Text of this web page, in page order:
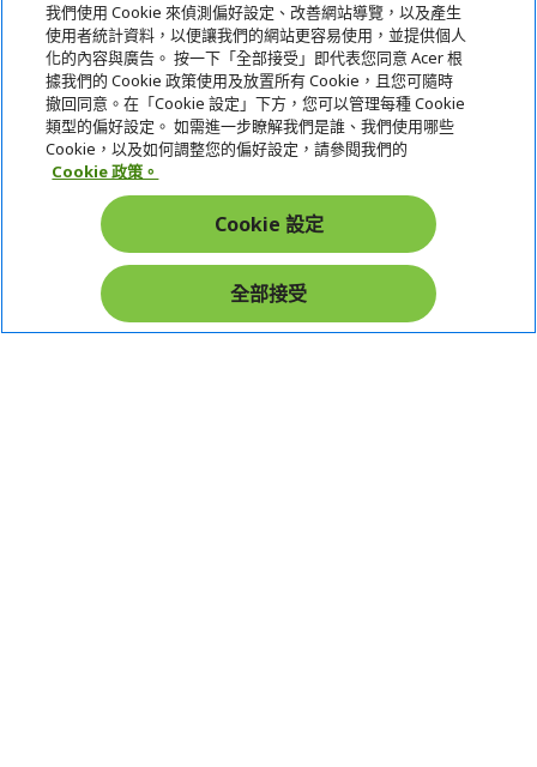
關於宏碁
服務
宏碁網路商城
在社群上追蹤 Acer
我們使用 Cookie 來偵測偏好設定、改善網站導覽，以及產生
使用者統計資料，以便讓我們的網站更容易使用，並提供個人
化的內容與廣告。 按一下「全部接受」即代表您同意 Acer 根
據我們的 Cookie 政策使用及放置所有 Cookie，且您可隨時
撤回同意。在「Cookie 設定」下方，您可以管理每種 Cookie
類型的偏好設定。 如需進一步瞭解我們是誰、我們使用哪些
Cookie，以及如何調整您的偏好設定，請參閱我們的
Cookie 政策。
Cookie 設定
全部接受